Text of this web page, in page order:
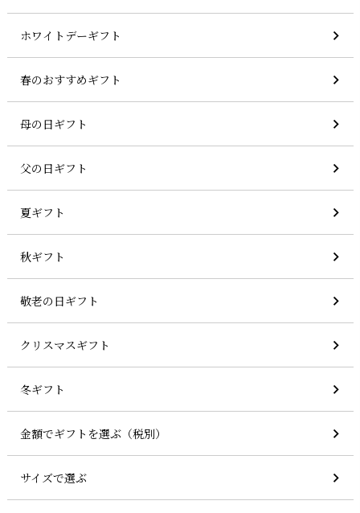
ホワイトデーギフト
春のおすすめギフト
母の日ギフト
父の日ギフト
夏ギフト
秋ギフト
敬老の日ギフト
クリスマスギフト
冬ギフト
金額でギフトを選ぶ（税別）
サイズで選ぶ